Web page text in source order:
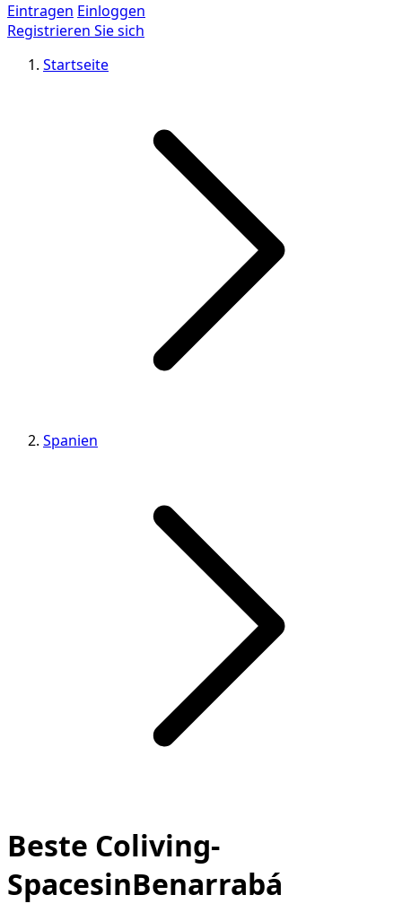
Eintragen Einloggen
Registrieren Sie sich
Startseite
Spanien
Beste Coliving-
SpacesinBenarrabá